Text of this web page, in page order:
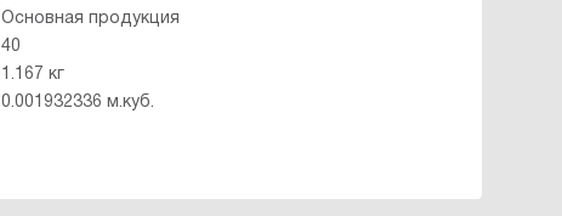
Основная продукция
40
1.167 кг
0.001932336 м.куб.